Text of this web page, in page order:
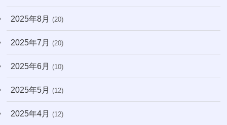
2025年8月 (20)
2025年7月 (20)
2025年6月 (10)
2025年5月 (12)
2025年4月 (12)